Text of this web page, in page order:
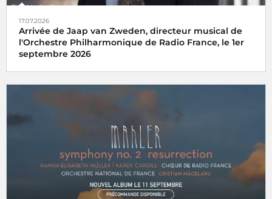
17.07.2026
Arrivée de Jaap van Zweden, directeur musical de
l'Orchestre Philharmonique de Radio France, le 1er
septembre 2026